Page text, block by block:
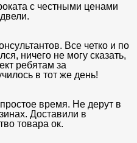
с честными ценами
Все четко и по
ничего не могу сказать,
ребятам за
в тот же день!
время. Не дерут в
Доставили в
товара ок.